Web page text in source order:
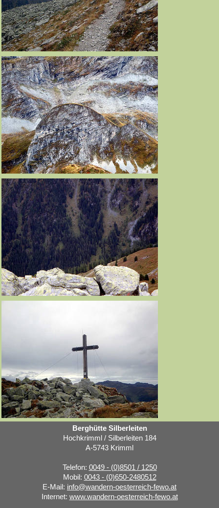
Berghütte Silberleiten
Hochkrimml / Silberleiten 184
A-5743 Krimml
Telefon: 0049 - (0)8501 / 1250
Mobil: 0043 - (0)650-2480512
E-Mail: info@wandern-oesterreich-fewo.at
Internet: www.wandern-oesterreich-fewo.at